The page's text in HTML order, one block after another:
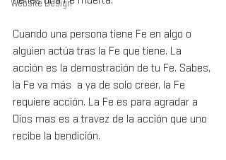
Website Design
Cuando una persona tiene Fe en algo o
alguien actúa tras la Fe que tiene. La
acción es la demostración de tu Fe. Sabes,
la Fe va más  a ya de solo creer, la Fe
requiere acción. La Fe es para agradar a
Dios mas es a travez de la acción que uno
recibe la bendición.